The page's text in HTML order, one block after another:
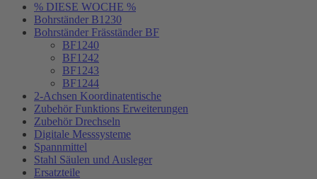
% DIESE WOCHE %
Bohrständer B1230
Bohrständer Fräsständer BF
BF1240
BF1242
BF1243
BF1244
2-Achsen Koordinatentische
Zubehör Funktions Erweiterungen
Zubehör Drechseln
Digitale Messsysteme
Spannmittel
Stahl Säulen und Ausleger
Ersatzteile